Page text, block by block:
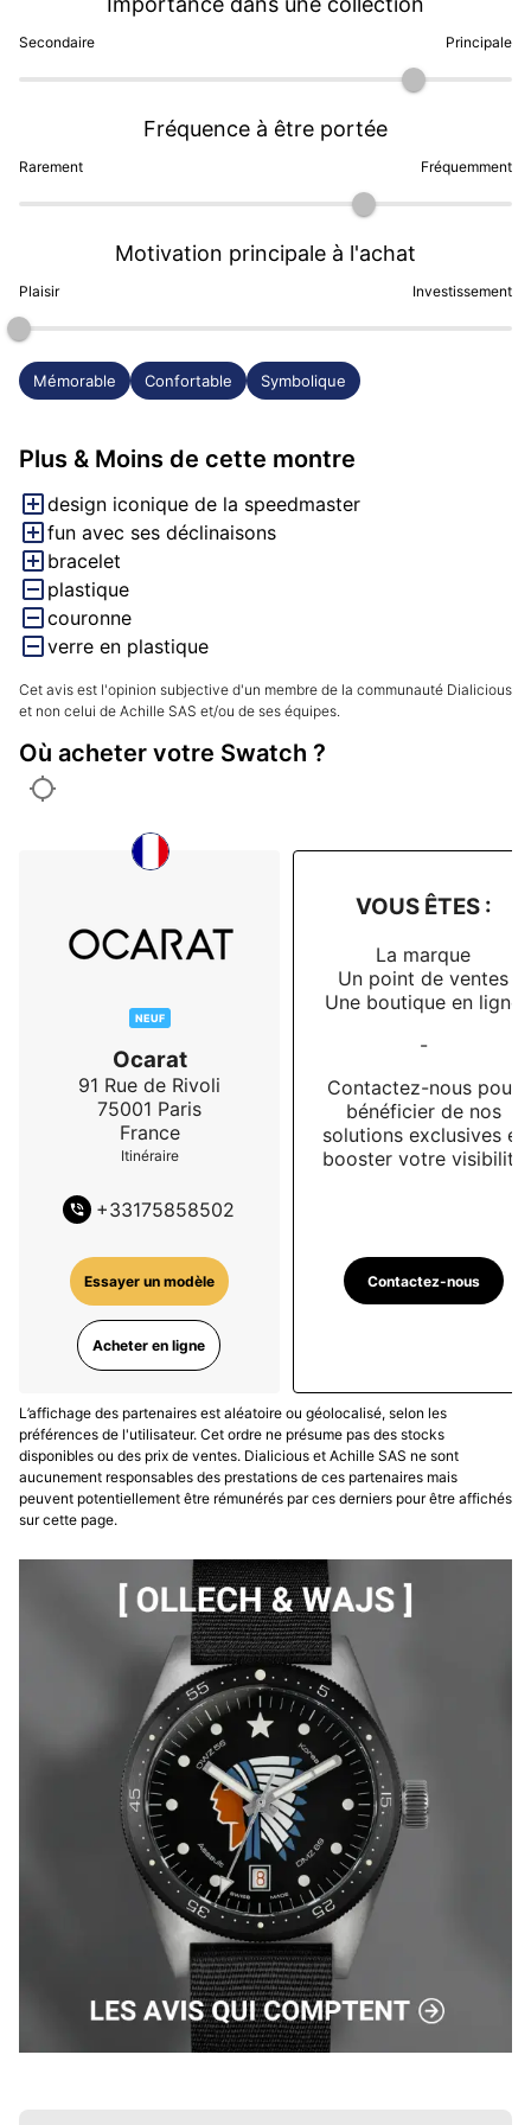
Secondaire Principale
Rarement
Fréquence à être portée
Fréquemment
Plaisir
Motivation principale à l'achat
Investissement
Mémorable Confortable Symbolique
Plus & Moins de cette montre
design iconique de la speedmaster
fun avec ses déclinaisons
bracelet
plastique
couronne
verre en plastique
Cet avis est l'opinion subjective d'un membre de la communauté Dialicious
et non celui de Achille SAS et/ou de ses équipes.
Où acheter votre Swatch ?
NEUF
Ocarat
91 Rue de Rivoli
75001 Paris
France
Itinéraire
+33175858502
Essayer un modèle
Acheter en ligne
VOUS ÊTES :
La marque
Un point de ventes
Une boutique en ligne
-
Contactez-nous pour
bénéficier de nos
solutions exclusives et
booster votre visibilité
Contactez-nous
L’affichage des partenaires est aléatoire ou géolocalisé, selon les
préférences de l'utilisateur. Cet ordre ne présume pas des stocks
disponibles ou des prix de ventes. Dialicious et Achille SAS ne sont
aucunement responsables des prestations de ces partenaires mais
peuvent potentiellement être rémunérés par ces derniers pour être affichés
sur cette page.